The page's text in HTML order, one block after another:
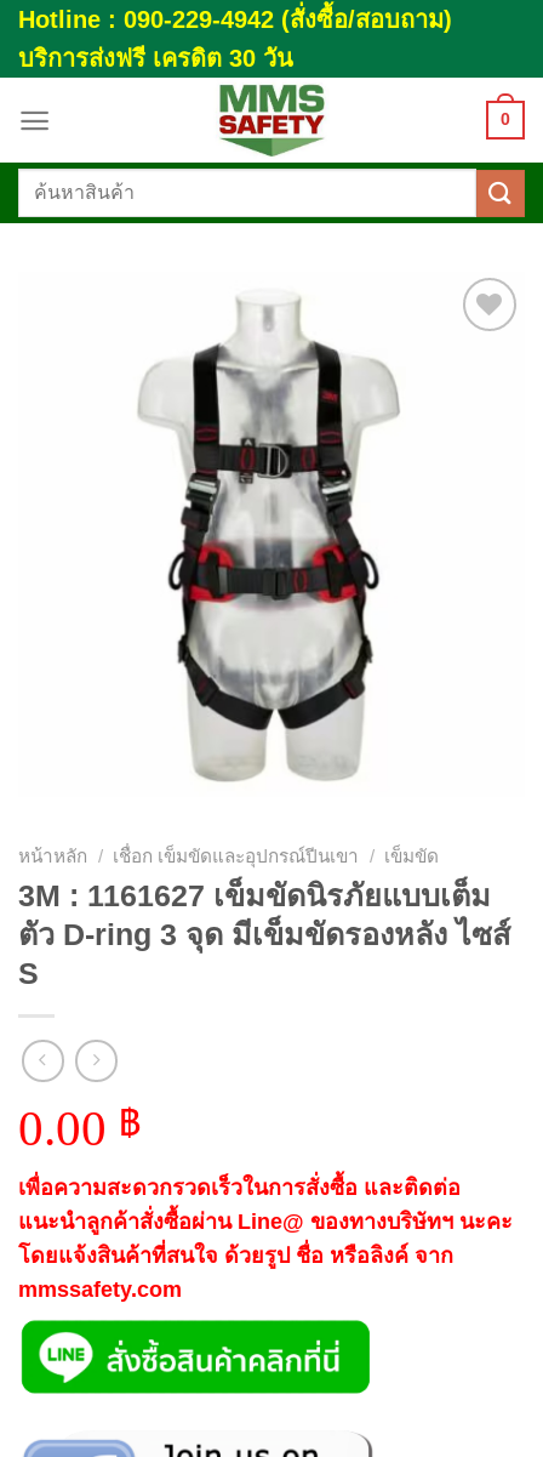
Skip
to
content
Hotline : 090-229-4942 (สั่งซื้อ/สอบถาม)
บริการส่งฟรี เครดิต 30 วัน
0
ค้นหา:
หน้าหลัก / เชื่อก เข็มขัดและอุปกรณ์ปีนเขา / เข็มขัด
3M : 1161627 เข็มขัดนิรภัยแบบเต็ม
ตัว D-ring 3 จุด มีเข็มขัดรองหลัง ไซส์
S
0.00 ฿
เพื่อความสะดวกรวดเร็วในการสั่งซื้อ และติดต่อ
แนะนำลูกค้าสั่งซื้อผ่าน Line@ ของทางบริษัทฯ นะคะ
โดยแจ้งสินค้าที่สนใจ ด้วยรูป ชื่อ หรือลิงค์ จาก
mmssafety.com